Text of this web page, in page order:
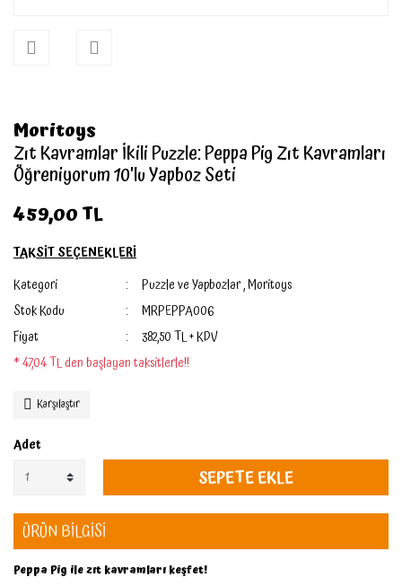
Moritoys
Zıt Kavramlar İkili Puzzle: Peppa Pig Zıt Kavramları
Öğreniyorum 10'lu Yapboz Seti
459,00 TL
TAKSİT SEÇENEKLERİ
Kategori
Puzzle ve Yapbozlar,Moritoys
Stok Kodu
MRPEPPA006
Fiyat
382,50 TL + KDV
* 47,04 TL den başlayan taksitlerle!!
Karşılaştır
Adet
SEPETE EKLE
ÜRÜN BİLGİSİ
Peppa Pig ile zıt kavramları keşfet!